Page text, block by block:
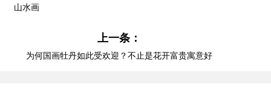
山水画
上一条：
为何国画牡丹如此受欢迎？不止是花开富贵寓意好